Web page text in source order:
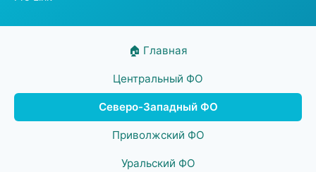
🏠 Главная
Центральный ФО
Северо-Западный ФО
Приволжский ФО
Уральский ФО